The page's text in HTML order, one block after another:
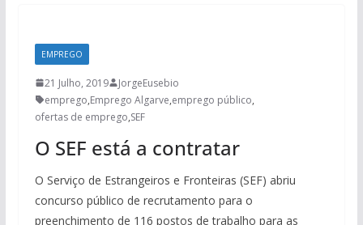
EMPREGO
21 Julho, 2019
JorgeEusebio
emprego,Emprego Algarve,emprego público,
ofertas de emprego,SEF
O SEF está a contratar
O Serviço de Estrangeiros e Fronteiras (SEF) abriu
concurso público de recrutamento para o
preenchimento de 116 postos de trabalho para as